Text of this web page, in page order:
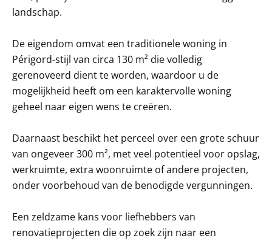
landschap.
De eigendom omvat een traditionele woning in
Périgord-stijl van circa 130 m² die volledig
gerenoveerd dient te worden, waardoor u de
mogelijkheid heeft om een karaktervolle woning
geheel naar eigen wens te creëren.
Daarnaast beschikt het perceel over een grote schuur
van ongeveer 300 m², met veel potentieel voor opslag,
werkruimte, extra woonruimte of andere projecten,
onder voorbehoud van de benodigde vergunningen.
Een zeldzame kans voor liefhebbers van
renovatieprojecten die op zoek zijn naar een